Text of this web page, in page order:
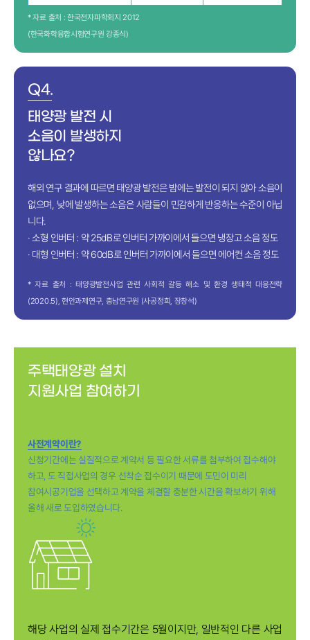
* 자료 출처 : 한국전자파학회지 2012
(한국화학융합시험연구원 강종식)
Q4.
태양광 발전 시
소음이 발생하지
않나요?
해외 연구 결과에 따르면 태양광 발전은 밤에는 발전이 되지 않아 소음이
없으며, 낮에 발생하는 소음은 사람들이 민감하게 반응하는 수준이 아닙
니다.
· 소형 인버터 : 약 25dB로 인버터 가까이에서 들으면 냉장고 소음 정도
· 대형 인버터 : 약 60dB로 인버터 가까이에서 들으면 에어컨 소음 정도
* 자료 출처 : 태양광발전사업 관련 사회적 갈등 해소 및 환경 생태적 대응전략
(2020.5), 현안과제연구, 충남연구원 (사공정희, 장창석)
주택태양광 설치
지원사업 참여하기
사전계약이란?
신청기간에는 실질적으로 계약서 등 필요한 서류를 첨부하여 접수해야
하고, 도 직접사업의 경우 선착순 접수이기 때문에 도민이 미리
참여시공기업을 선택하고 계약을 체결할 충분한 시간을 확보하기 위해
올해 새로 도입하였습니다.
해당 사업의 실제 접수기간은 5월이지만, 일반적인 다른 사업